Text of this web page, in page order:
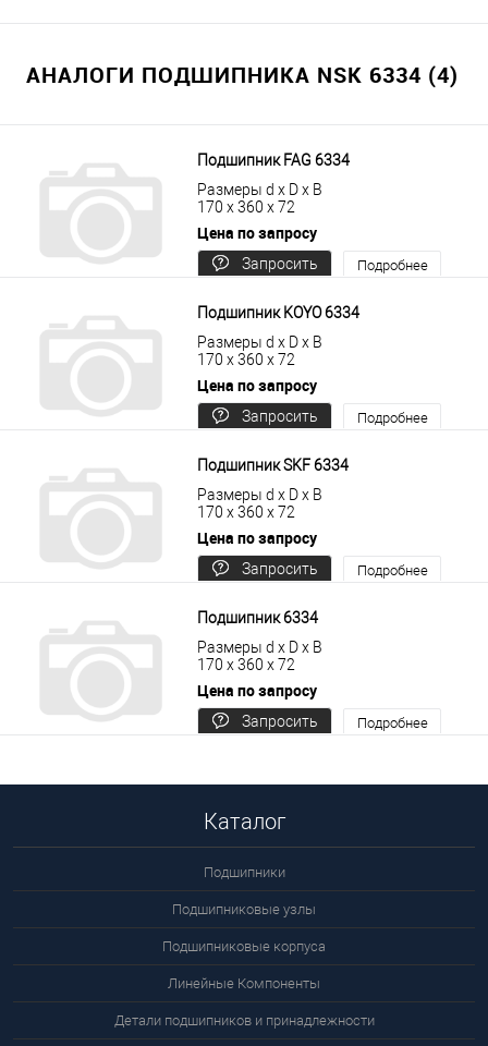
АНАЛОГИ ПОДШИПНИКА NSK 6334 (4)
Подшипник FAG 6334
Размеры d x D x B
170 x 360 x 72
Цена по запросу
Запросить
Подробнее
Подшипник KOYO 6334
Размеры d x D x B
170 x 360 x 72
Цена по запросу
Запросить
Подробнее
Подшипник SKF 6334
Размеры d x D x B
170 x 360 x 72
Цена по запросу
Запросить
Подробнее
Подшипник 6334
Размеры d x D x B
170 x 360 x 72
Цена по запросу
Запросить
Подробнее
Каталог
Подшипники
Подшипниковые узлы
Подшипниковые корпуса
Линейные Компоненты
Детали подшипников и принадлежности